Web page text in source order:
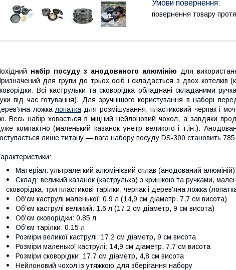
повернення товару
набір посуду з анодованого алюмінію для
для групи до трьох осіб і складається з двох котелків
Всі каструльки та сковорідка обладнані складаними
під час готування). Для зручнішого користування в наборі
ложка-лопаткадля розмішування, пластиковий черпак і
Весь набір ховається в міцний нейлоновий чохол, а завдяки
компактно (маленький казанок унетр великого і т.ін.).
лише титану — вага набору посуду DS-300 становить 785
Матеріал: ультралегкий алюмінієвий сплав (анодований
Склад: великий казанок (каструлька) з кришкою та ручками,
сковорідка, три пластикові тарілки, черпак і дерев'яна ложка
Об'єм каструлі маленької: 0.9 л (14,9 см діаметр, 7,7 см висота)
Об'єм каструлі великий: 1.6 л (17,2 см діаметр, 9 см висота)
Об'єм сковорідки: 0.85 л
Об'єм тарілки: 0.15 л
Розміри великої каструлі: 17,2 см діаметр, 9 см висота
Розміри маленької каструлі: 14,9 см діаметр, 7,7 см висота
Розміри сковорідки: 17,7 см діаметр, 4,8 см висота
Нейлоновий чохол із утяжкою для зберігання набору